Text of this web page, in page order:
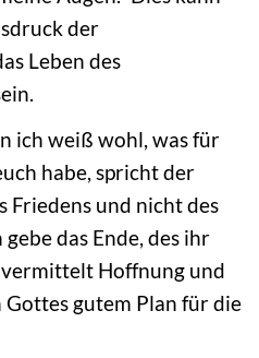
der
Leben des
ich weiß wohl, was für
habe, spricht der
Friedens und nicht des
gebe das Ende, des ihr
vermittelt Hoffnung und
gutem Plan für die